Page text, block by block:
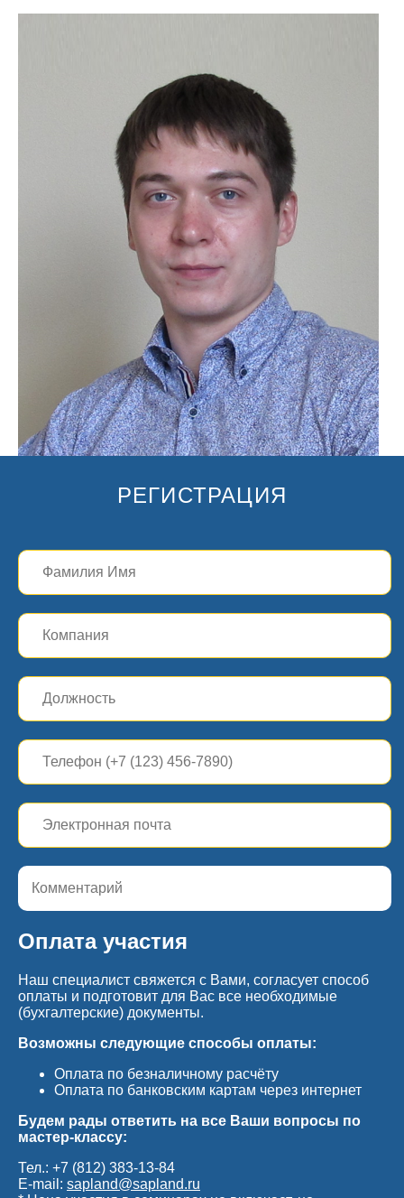
РЕГИСТРАЦИЯ
Оплата участия
Наш специалист свяжется с Вами, согласует способ
оплаты и подготовит для Вас все необходимые
(бухгалтерские) документы.
Возможны следующие способы оплаты:
Оплата по безналичному расчёту
Оплата по банковским картам через интернет
Будем рады ответить на все Ваши вопросы по
мастер-классу:
Тел.: +7 (812) 383-13-84
E-mail: sapland@sapland.ru